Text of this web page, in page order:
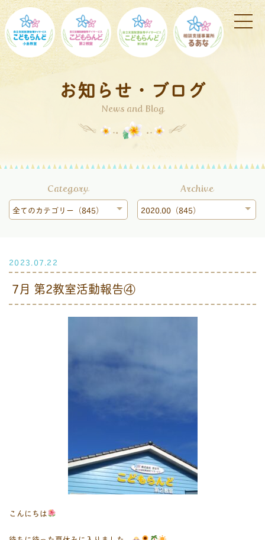
お知らせ・ブログ
News and Blog
Category
全てのカテゴリー（845）
Archive
2020.00（845）
2023.07.22
7月 第2教室活動報告④
こんにちは